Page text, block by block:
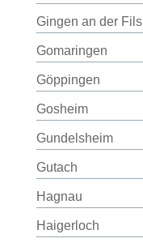
Gingen an der Fils
Gomaringen
Göppingen
Gosheim
Gundelsheim
Gutach
Hagnau
Haigerloch